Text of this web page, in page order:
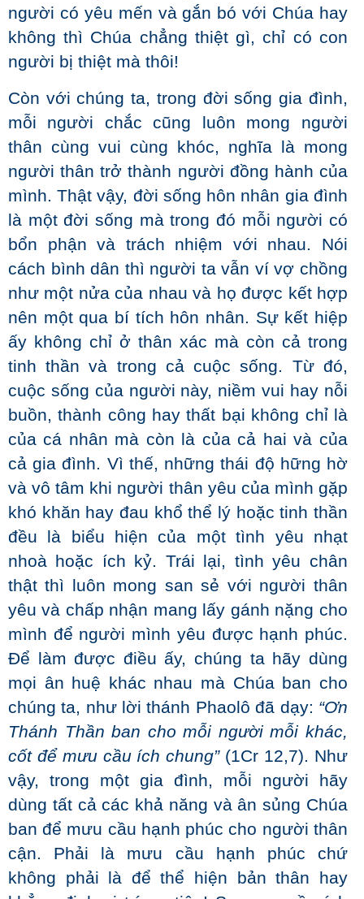
người có yêu mến và gắn bó với Chúa hay
không thì Chúa chẳng thiệt gì, chỉ có con
người bị thiệt mà thôi!
Còn với chúng ta, trong đời sống gia đình,
mỗi người chắc cũng luôn mong người
thân cùng vui cùng khóc, nghĩa là mong
người thân trở thành người đồng hành của
mình. Thật vậy, đời sống hôn nhân gia đình
là một đời sống mà trong đó mỗi người có
bổn phận và trách nhiệm với nhau. Nói
cách bình dân thì người ta vẫn ví vợ chồng
như một nửa của nhau và họ được kết hợp
nên một qua bí tích hôn nhân. Sự kết hiệp
ấy không chỉ ở thân xác mà còn cả trong
tinh thần và trong cả cuộc sống. Từ đó,
cuộc sống của người này, niềm vui hay nỗi
buồn, thành công hay thất bại không chỉ là
của cá nhân mà còn là của cả hai và của
cả gia đình. Vì thế, những thái độ hững hờ
và vô tâm khi người thân yêu của mình gặp
khó khăn hay đau khổ thể lý hoặc tinh thần
đều là biểu hiện của một tình yêu nhạt
nhoà hoặc ích kỷ. Trái lại, tình yêu chân
thật thì luôn mong san sẻ với người thân
yêu và chấp nhận mang lấy gánh nặng cho
mình để người mình yêu được hạnh phúc.
Để làm được điều ấy, chúng ta hãy dùng
mọi ân huệ khác nhau mà Chúa ban cho
chúng ta, như lời thánh Phaolô đã dạy: “Ơn
Thánh Thần ban cho mỗi người mỗi khác,
cốt để mưu cầu ích chung”(1Cr 12,7). Như
vậy, trong một gia đình, mỗi người hãy
dùng tất cả các khả năng và ân sủng Chúa
ban để mưu cầu hạnh phúc cho người thân
cận. Phải là mưu cầu hạnh phúc chứ
không phải là để thể hiện bản thân hay